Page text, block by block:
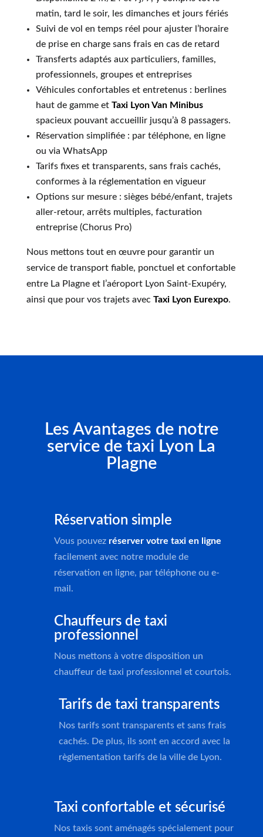
matin, tard le soir, les dimanches et jours fériés
Suivi de vol en temps réel pour ajuster l’horaire
de prise en charge sans frais en cas de retard
Transferts adaptés aux particuliers, familles,
professionnels, groupes et entreprises
Véhicules confortables et entretenus : berlines
haut de gamme et Taxi Lyon Van Minibus
spacieux pouvant accueillir jusqu’à 8 passagers.
Réservation simplifiée : par téléphone, en ligne
ou via WhatsApp
Tarifs fixes et transparents, sans frais cachés,
conformes à la réglementation en vigueur
Options sur mesure : sièges bébé/enfant, trajets
aller-retour, arrêts multiples, facturation
entreprise (Chorus Pro)
Nous mettons tout en œuvre pour garantir un
service de transport fiable, ponctuel et confortable
entre La Plagne et l’aéroport Lyon Saint-Exupéry,
ainsi que pour vos trajets avec Taxi Lyon Eurexpo.
Les Avantages de notre
service de taxi Lyon La
Plagne
Réservation simple
Vous pouvez réserver votre taxi en ligne
facilement avec notre module de
réservation en ligne, par téléphone ou e-
mail.
Chauffeurs de taxi
professionnel
Nous mettons à votre disposition un
chauffeur de taxi professionnel et courtois.
Tarifs de taxi transparents
Nos tarifs sont transparents et sans frais
cachés. De plus, ils sont en accord avec la
règlementation tarifs de la ville de Lyon.
Taxi confortable et sécurisé
Nos taxis sont aménagés spécialement pour